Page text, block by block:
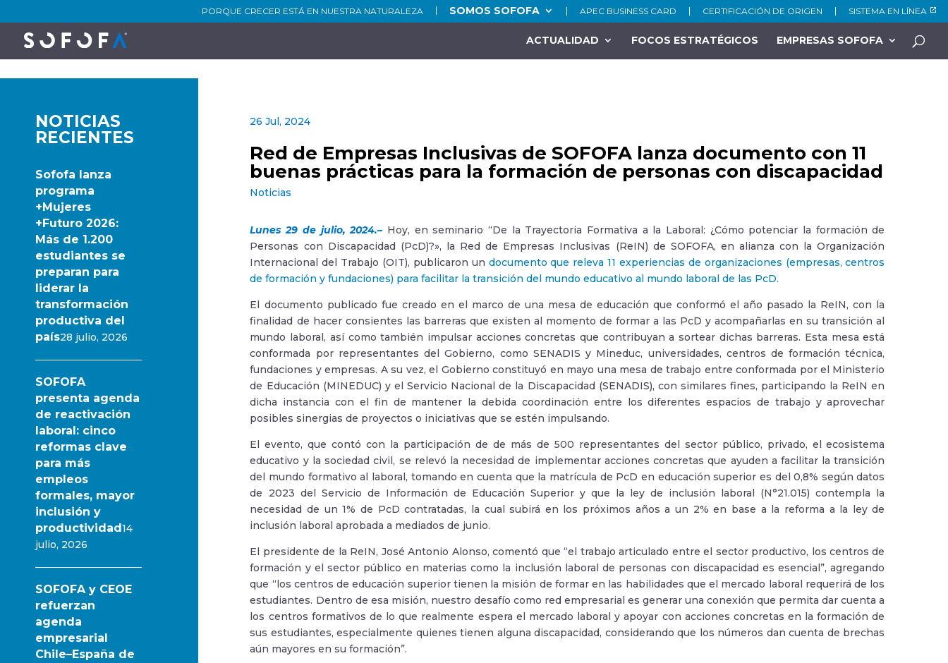
PORQUE CRECER ESTÁ EN NUESTRA NATURALEZA SOMOS SOFOFA APEC BUSINESS CARD CERTIFICACIÓN DE ORIGEN SISTEMA EN LÍNEA
ACTUALIDAD FOCOS ESTRATÉGICOS EMPRESAS SOFOFA
NOTICIAS
RECIENTES
Sofofa lanza
programa
+Mujeres
+Futuro 2026:
Más de 1.200
estudiantes se
preparan para
liderar la
transformación
productiva del
país28 julio, 2026
SOFOFA
presenta agenda
de reactivación
laboral: cinco
reformas clave
para más
empleos
formales, mayor
inclusión y
productividad14
julio, 2026
SOFOFA y CEOE
refuerzan
agenda
empresarial
Chile–España de
26 Jul, 2024
Red de Empresas Inclusivas de SOFOFA lanza documento con 11
buenas prácticas para la formación de personas con discapacidad
Noticias
Lunes 29 de julio, 2024.– Hoy, en seminario “De la Trayectoria Formativa a la Laboral: ¿Cómo potenciar la formación de
Personas con Discapacidad (PcD)?», la Red de Empresas Inclusivas (ReIN) de SOFOFA, en alianza con la Organización
Internacional del Trabajo (OIT), publicaron un documento que releva 11 experiencias de organizaciones (empresas, centros
de formación y fundaciones) para facilitar la transición del mundo educativo al mundo laboral de las PcD.
El documento publicado fue creado en el marco de una mesa de educación que conformó el año pasado la ReIN, con la
finalidad de hacer consientes las barreras que existen al momento de formar a las PcD y acompañarlas en su transición al
mundo laboral, así como también impulsar acciones concretas que contribuyan a sortear dichas barreras. Esta mesa está
conformada por representantes del Gobierno, como SENADIS y Mineduc, universidades, centros de formación técnica,
fundaciones y empresas. A su vez, el Gobierno constituyó en mayo una mesa de trabajo entre conformada por el Ministerio
de Educación (MINEDUC) y el Servicio Nacional de la Discapacidad (SENADIS), con similares fines, participando la ReIN en
dicha instancia con el fin de mantener la debida coordinación entre los diferentes espacios de trabajo y aprovechar
posibles sinergias de proyectos o iniciativas que se estén impulsando.
El evento, que contó con la participación de de más de 500 representantes del sector público, privado, el ecosistema
educativo y la sociedad civil, se relevó la necesidad de implementar acciones concretas que ayuden a facilitar la transición
del mundo formativo al laboral, tomando en cuenta que la matrícula de PcD en educación superior es del 0,8% según datos
de 2023 del Servicio de Información de Educación Superior y que la ley de inclusión laboral (N°21.015) contempla la
necesidad de un 1% de PcD contratadas, la cual subirá en los próximos años a un 2% en base a la reforma a la ley de
inclusión laboral aprobada a mediados de junio.
El presidente de la ReIN, José Antonio Alonso, comentó que “el trabajo articulado entre el sector productivo, los centros de
formación y el sector público en materias como la inclusión laboral de personas con discapacidad es esencial”, agregando
que “los centros de educación superior tienen la misión de formar en las habilidades que el mercado laboral requerirá de los
estudiantes. Dentro de esa misión, nuestro desafío como red empresarial es generar una conexión que permita dar cuenta a
los centros formativos de lo que realmente espera el mercado laboral y apoyar con acciones concretas en la formación de
sus estudiantes, especialmente quienes tienen alguna discapacidad, considerando que los números dan cuenta de brechas
aún mayores en su formación”.